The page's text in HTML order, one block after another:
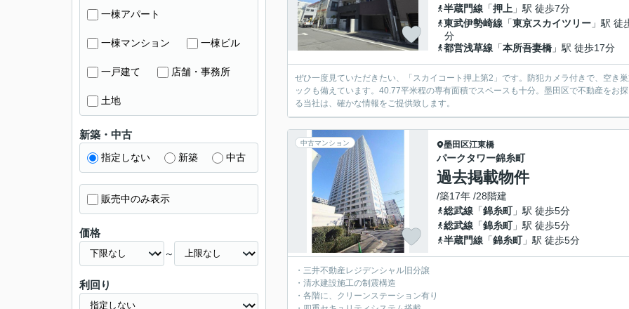
半蔵門線 「押上 」駅 徒歩7分
東武伊勢崎線 「東京スカイツリー 」駅 徒
分
都営浅草線 「本所吾妻橋 」駅 徒歩17分
ぜひ一度見ていただきたい、「スカイコート押上第2」です。防犯カメラ付きで、空き
ックも備えています。40.77平米程の専有面積でスペースも十分。墨田区で不動産をお
る当社は、確かな情報をご提供致します。
中古マンション 墨田区江東橋
パークタワー錦糸町
過去掲載物件
/築17年 /28階建
総武線 「錦糸町」駅 徒歩5分
総武線 「錦糸町」駅 徒歩5分
半蔵門線 「錦糸町」駅 徒歩5分
・三井不動産レジデンシャル旧分譲
・清水建設施工の制震構造
・各階に、クリーンステーション有り
一棟アパート
一棟マンション 一棟ビル
一戸建て 店舗・事務所
土地
新築・中古
指定しない 新築 中古
販売中のみ表示
価格
～
利回り